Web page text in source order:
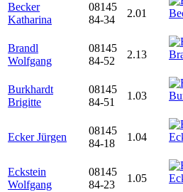
Becker
Katharina
08145
84-34
2.01
Brandl
Wolfgang
08145
84-52
2.13
Burkhardt
Brigitte
08145
84-51
1.03
Ecker Jürgen
08145
84-18
1.04
Eckstein
Wolfgang
08145
84-23
1.05